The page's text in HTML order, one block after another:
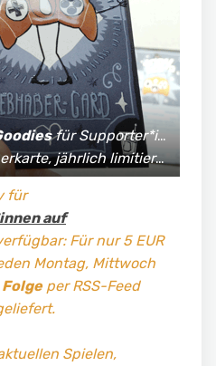
für Supporter*innen:
limitierte Fan-Shirts und vieles mehr!
für
auf
Für nur 5 EUR
Montag, Mittwoch
per RSS-Feed
Spielen,